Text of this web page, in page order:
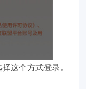
这个方式登录。